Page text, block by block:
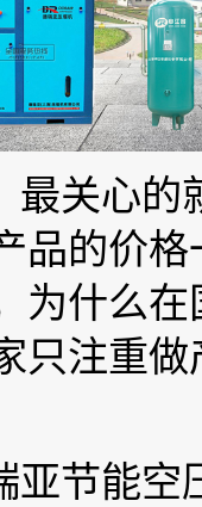
最关心的
品的价
为什么
只注重
节能空